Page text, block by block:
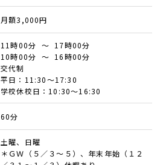
月額3,000円
11時00分 ～ 17時00分
10時00分 ～ 16時00分
交代制
平日：11:30～17:30
学校休校日：10:30～16:30
60分
土曜、日曜
＊ＧＷ（５／３～５）、年末年始（１２